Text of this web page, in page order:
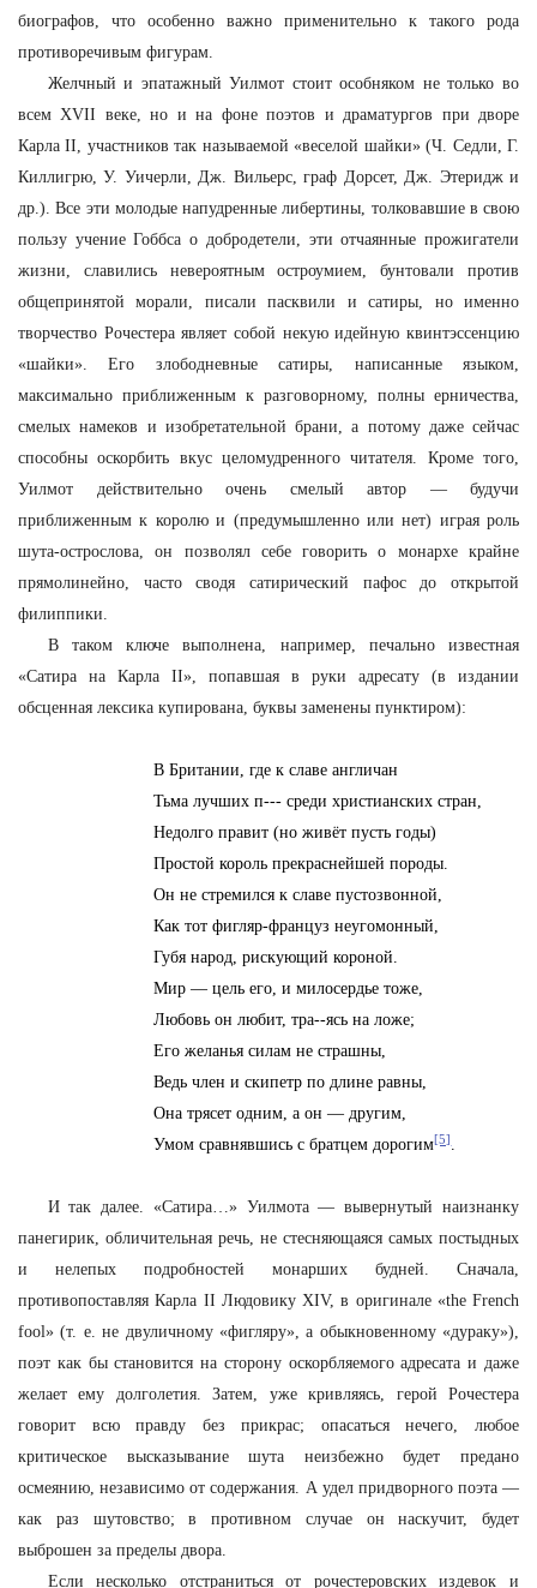
биографов, что особенно важно применительно к такого рода
противоречивым фигурам.
Желчный и эпатажный Уилмот стоит особняком не только во
всем XVII веке, но и на фоне поэтов и драматургов при дворе
Карла II, участников так называемой «веселой шайки» (Ч. Седли, Г.
Киллигрю, У. Уичерли, Дж. Вильерс, граф Дорсет, Дж. Этеридж и
др.). Все эти молодые напудренные либертины, толковавшие в свою
пользу учение Гоббса о добродетели, эти отчаянные прожигатели
жизни, славились невероятным остроумием, бунтовали против
общепринятой морали, писали пасквили и сатиры, но именно
творчество Рочестера являет собой некую идейную квинтэссенцию
«шайки». Его злободневные сатиры, написанные языком,
максимально приближенным к разговорному, полны ерничества,
смелых намеков и изобретательной брани, а потому даже сейчас
способны оскорбить вкус целомудренного читателя. Кроме того,
Уилмот действительно очень смелый автор — будучи
приближенным к королю и (предумышленно или нет) играя роль
шута-острослова, он позволял себе говорить о монархе крайне
прямолинейно, часто сводя сатирический пафос до открытой
филиппики.
В таком ключе выполнена, например, печально известная
«Сатира на Карла II», попавшая в руки адресату (в издании
обсценная лексика купирована, буквы заменены пунктиром):
В Британии, где к славе англичан
Тьма лучших п--- среди христианских стран,
Недолго правит (но живёт пусть годы)
Простой король прекраснейшей породы.
Он не стремился к славе пустозвонной,
Как тот фигляр-француз неугомонный,
Губя народ, рискующий короной.
Мир — цель его, и милосердье тоже,
Любовь он любит, тра--ясь на ложе;
Его желанья силам не страшны,
Ведь член и скипетр по длине равны,
Она трясет одним, а он — другим,
Умом сравнявшись с братцем дорогим[5] .
И так далее. «Сатира…» Уилмота — вывернутый наизнанку
панегирик, обличительная речь, не стесняющаяся самых постыдных
и нелепых подробностей монарших будней. Сначала,
противопоставляя Карла II Людовику XIV, в оригинале «the French
fool» (т. е. не двуличному «фигляру», а обыкновенному «дураку»),
поэт как бы становится на сторону оскорбляемого адресата и даже
желает ему долголетия. Затем, уже кривляясь, герой Рочестера
говорит всю правду без прикрас; опасаться нечего, любое
критическое высказывание шута неизбежно будет предано
осмеянию, независимо от содержания. А удел придворного поэта —
как раз шутовство; в противном случае он наскучит, будет
выброшен за пределы двора.
Если несколько отстраниться от рочестеровских издевок и